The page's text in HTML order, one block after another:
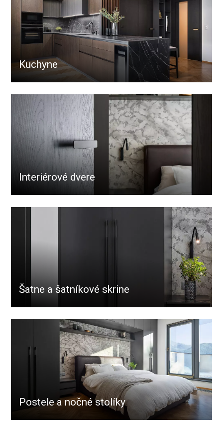
Kuchyne
Interiérové dvere
Šatne a šatníkové skrine
Postele a nočné stolíky